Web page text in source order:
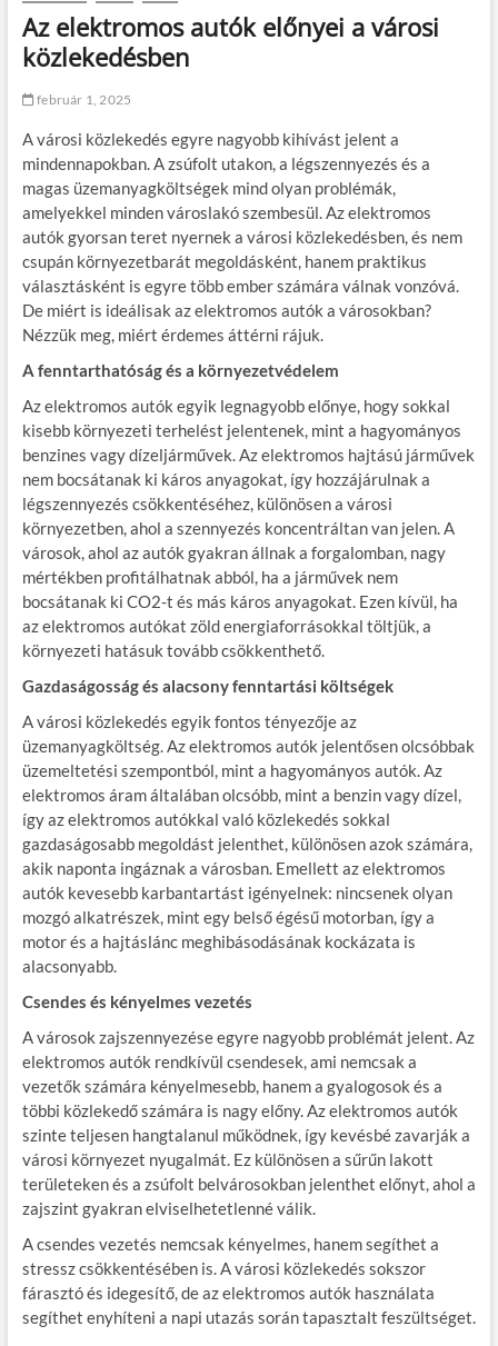
Az elektromos autók előnyei a városi
közlekedésben
február 1, 2025
A városi közlekedés egyre nagyobb kihívást jelent a
mindennapokban. A zsúfolt utakon, a légszennyezés és a
magas üzemanyagköltségek mind olyan problémák,
amelyekkel minden városlakó szembesül. Az elektromos
autók gyorsan teret nyernek a városi közlekedésben, és nem
csupán környezetbarát megoldásként, hanem praktikus
választásként is egyre több ember számára válnak vonzóvá.
De miért is ideálisak az elektromos autók a városokban?
Nézzük meg, miért érdemes áttérni rájuk.
A fenntarthatóság és a környezetvédelem
Az elektromos autók egyik legnagyobb előnye, hogy sokkal
kisebb környezeti terhelést jelentenek, mint a hagyományos
benzines vagy dízeljárművek. Az elektromos hajtású járművek
nem bocsátanak ki káros anyagokat, így hozzájárulnak a
légszennyezés csökkentéséhez, különösen a városi
környezetben, ahol a szennyezés koncentráltan van jelen. A
városok, ahol az autók gyakran állnak a forgalomban, nagy
mértékben profitálhatnak abból, ha a járművek nem
bocsátanak ki CO2-t és más káros anyagokat. Ezen kívül, ha
az elektromos autókat zöld energiaforrásokkal töltjük, a
környezeti hatásuk tovább csökkenthető.
Gazdaságosság és alacsony fenntartási költségek
A városi közlekedés egyik fontos tényezője az
üzemanyagköltség. Az elektromos autók jelentősen olcsóbbak
üzemeltetési szempontból, mint a hagyományos autók. Az
elektromos áram általában olcsóbb, mint a benzin vagy dízel,
így az elektromos autókkal való közlekedés sokkal
gazdaságosabb megoldást jelenthet, különösen azok számára,
akik naponta ingáznak a városban. Emellett az elektromos
autók kevesebb karbantartást igényelnek: nincsenek olyan
mozgó alkatrészek, mint egy belső égésű motorban, így a
motor és a hajtáslánc meghibásodásának kockázata is
alacsonyabb.
Csendes és kényelmes vezetés
A városok zajszennyezése egyre nagyobb problémát jelent. Az
elektromos autók rendkívül csendesek, ami nemcsak a
vezetők számára kényelmesebb, hanem a gyalogosok és a
többi közlekedő számára is nagy előny. Az elektromos autók
szinte teljesen hangtalanul működnek, így kevésbé zavarják a
városi környezet nyugalmát. Ez különösen a sűrűn lakott
területeken és a zsúfolt belvárosokban jelenthet előnyt, ahol a
zajszint gyakran elviselhetetlenné válik.
A csendes vezetés nemcsak kényelmes, hanem segíthet a
stressz csökkentésében is. A városi közlekedés sokszor
fárasztó és idegesítő, de az elektromos autók használata
segíthet enyhíteni a napi utazás során tapasztalt feszültséget.